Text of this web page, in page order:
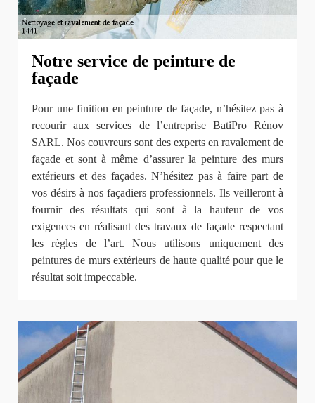
Notre service de peinture de
façade
Pour une finition en peinture de façade, n’hésitez pas à
recourir aux services de l’entreprise BatiPro Rénov
SARL. Nos couvreurs sont des experts en ravalement de
façade et sont à même d’assurer la peinture des murs
extérieurs et des façades. N’hésitez pas à faire part de
vos désirs à nos façadiers professionnels. Ils veilleront à
fournir des résultats qui sont à la hauteur de vos
exigences en réalisant des travaux de façade respectant
les règles de l’art. Nous utilisons uniquement des
peintures de murs extérieurs de haute qualité pour que le
résultat soit impeccable.